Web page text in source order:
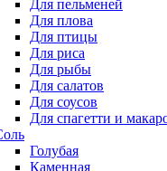
Для пельменей
Для плова
Для птицы
Для риса
Для рыбы
Для салатов
Для соусов
Для спагетти и
Голубая
Каменная